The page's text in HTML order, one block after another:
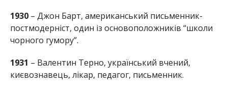
1930– Джон Барт, американський письменник-
постмодерніст, один із основоположників “школи
чорного гумору”.
1931 – Валентин Терно, український вчений,
києвознавець, лікар, педагог, письменник.